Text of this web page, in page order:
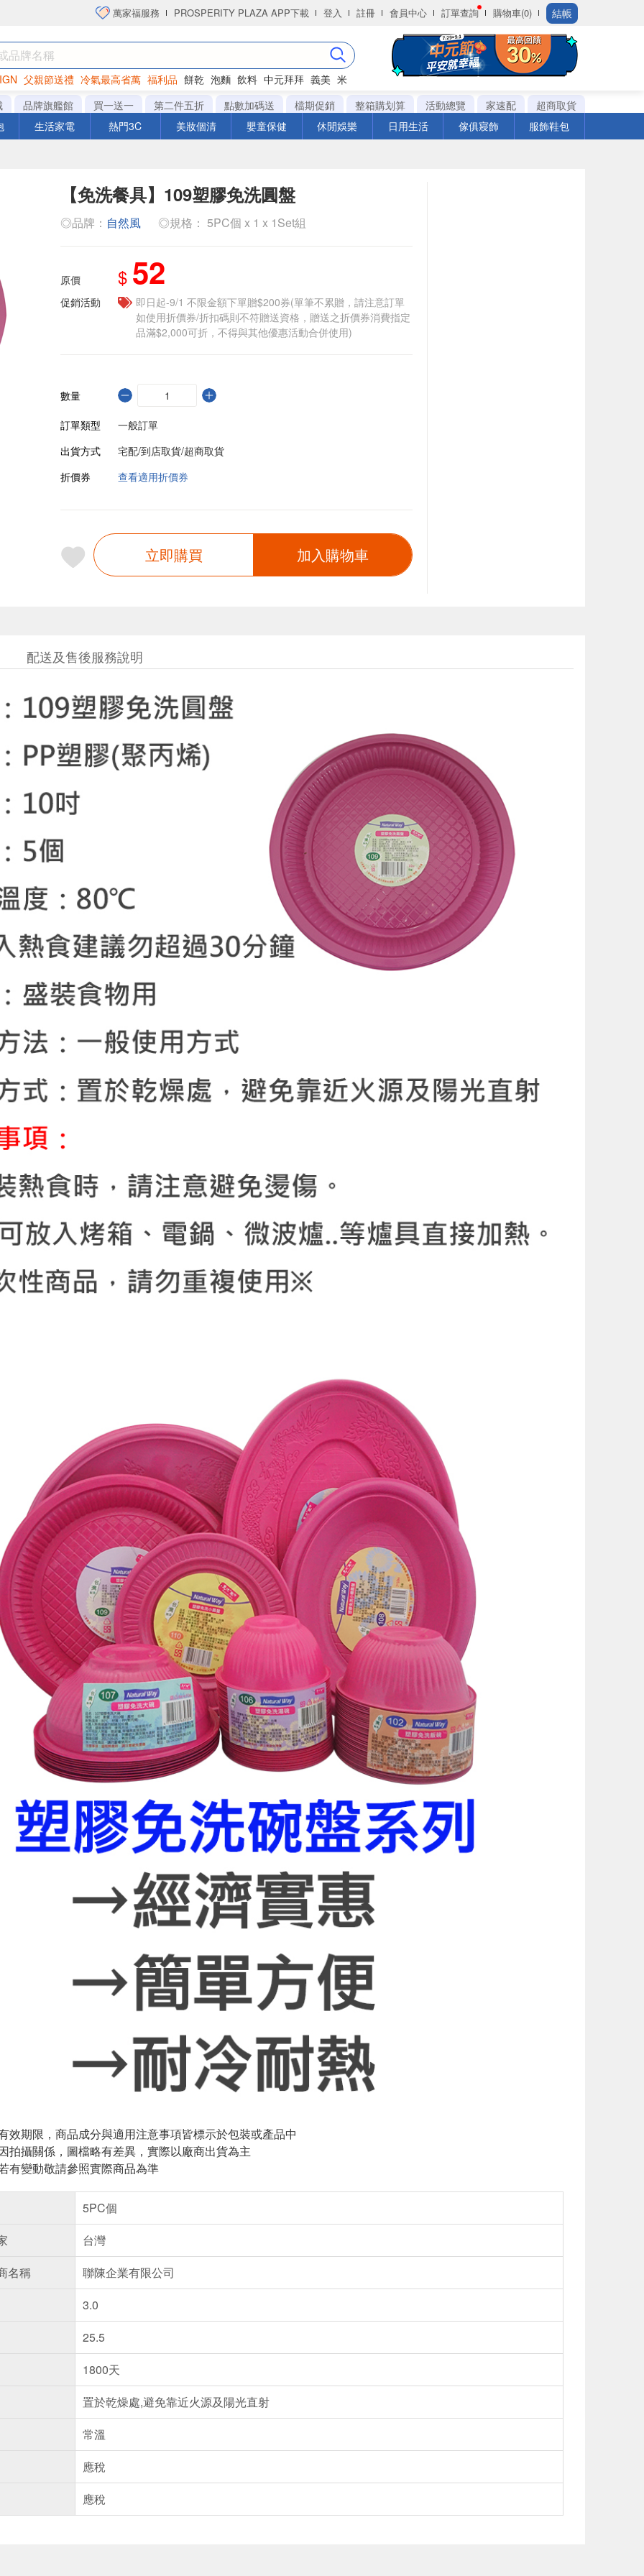
萬家福服務 PROSPERITY PLAZA APP下載 登入 註冊 會員中心 訂單查詢 購物車(0) 結帳
父親節送禮 冷氣最高省萬 福利品 餅乾 泡麵 飲料 中元拜拜 義美 米
衛生紙
品牌旗艦館 買一送一 第二件五折 點數加碼送 檔期促銷 整箱購划算 活動總覽 家速配
超商取貨
生活家電 熱門3C 美妝個清 嬰童保健 休閒娛樂 日用生活 傢俱寢飾 服飾鞋包
【免洗餐具】109塑膠免洗圓盤
◎品牌： 自然風 ◎規格： 5PC個 x 1 x 1Set組
原價 $ 52
促銷活動
即日起-9/1 不限金額下單贈$200券(單筆不累贈，請注意訂單
如使用折價券/折扣碼則不符贈送資格，贈送之折價券消費指定
品滿$2,000可折，不得與其他優惠活動合併使用)
數量
訂單類型
一般訂單
出貨方式
宅配/到店取貨/超商取貨
折價券
查看適用折價券
立即購買 加入購物車
配送及售後服務說明
效期限，商品成分與適用注意事項皆標示於包裝或產品中
拍攝關係，圖檔略有差異，實際以廠商出貨為主
有變動敬請參照實際商品為準
5PC個
台灣
名稱
聯陳企業有限公司
3.0
25.5
1800天
置於乾燥處,避免靠近火源及陽光直射
常溫
應稅
應稅